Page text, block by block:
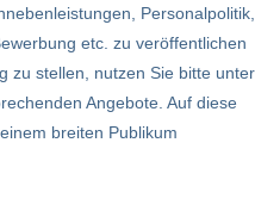
Personalpolitik,
etc. zu veröffentlichen
zu stellen, nutzen Sie bitte unter
Angebote. Auf diese
breiten Publikum